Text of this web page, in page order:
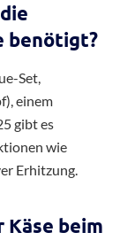
benötigt?
Set,
einem
gibt es
wie
Erhitzung.
Käse beim